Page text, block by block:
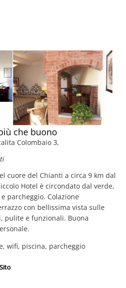
che buono
Colombaio 3,
cuore del Chianti a circa 9 km dal
Hotel è circondato dal verde,
parcheggio. Colazione
con bellissima vista sulle
pulite e funzionali. Buona
wifi, piscina, parcheggio
Sito